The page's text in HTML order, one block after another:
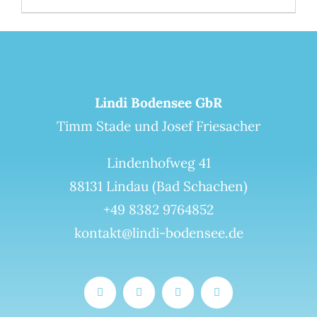
Lindi Bodensee GbR
Timm Stade und Josef Friesacher
Lindenhofweg 41
88131 Lindau (Bad Schachen)
+49 8382 9764852
kontakt@lindi-bodensee.de